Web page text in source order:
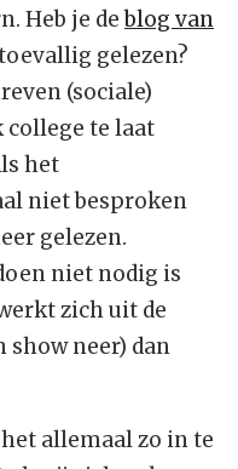
Heb je deblog van
gelezen?
(sociale)
college te laat
het
niet besproken
gelezen.
niet nodig is
zich uit de
show neer) dan
allemaal zo in te